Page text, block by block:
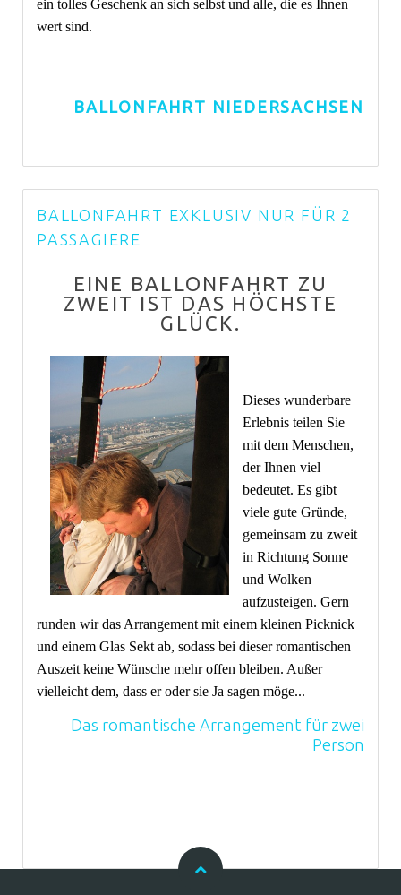
ein tolles Geschenk an sich selbst und alle, die es Ihnen
wert sind.
BALLONFAHRT NIEDERSACHSEN
BALLONFAHRT EXKLUSIV NUR FÜR 2
PASSAGIERE
EINE BALLONFAHRT ZU
ZWEIT IST DAS HÖCHSTE
GLÜCK.
Dieses wunderbare
Erlebnis teilen Sie
mit dem Menschen,
der Ihnen viel
bedeutet. Es gibt
viele gute Gründe,
gemeinsam zu zweit
in Richtung Sonne
und Wolken
aufzusteigen. Gern
runden wir das Arrangement mit einem kleinen Picknick
und einem Glas Sekt ab, sodass bei dieser romantischen
Auszeit keine Wünsche mehr offen bleiben. Außer
vielleicht dem, dass er oder sie Ja sagen möge...
Das romantische Arrangement für zwei
Person